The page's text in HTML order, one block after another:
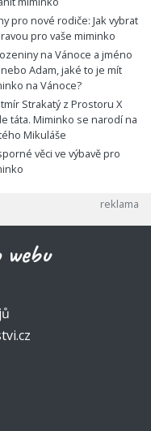
pro nové rodiče: Jak vybrat
pro vaše miminko
na Vánoce a jméno
nebo Adam, jaké to je mít
na Vánoce?
Strakatý z Prostoru X
táta. Miminko se narodí na
Mikuláše
věci ve výbavě pro